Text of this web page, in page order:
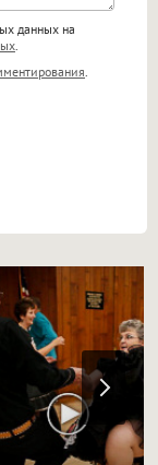
<big>,
<ol>, <li>,
данных на